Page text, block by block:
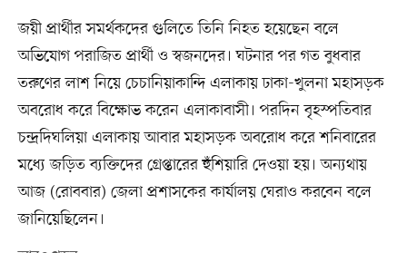
জয়ী প্রার্থীর সমর্থকদের গুলিতে তিনি নিহত হয়েছেন বলে
অভিযোগ পরাজিত প্রার্থী ও স্বজনদের। ঘটনার পর গত বুধবার
তরুণের লাশ নিয়ে চেচানিয়াকান্দি এলাকায় ঢাকা-খুলনা মহাসড়ক
অবরোধ করে বিক্ষোভ করেন এলাকাবাসী। পরদিন বৃহস্পতিবার
চন্দ্রদিঘলিয়া এলাকায় আবার মহাসড়ক অবরোধ করে শনিবারের
মধ্যে জড়িত ব্যক্তিদের গ্রেপ্তারের হুঁশিয়ারি দেওয়া হয়। অন্যথায়
আজ (রোববার) জেলা প্রশাসকের কার্যালয় ঘেরাও করবেন বলে
জানিয়েছিলেন।